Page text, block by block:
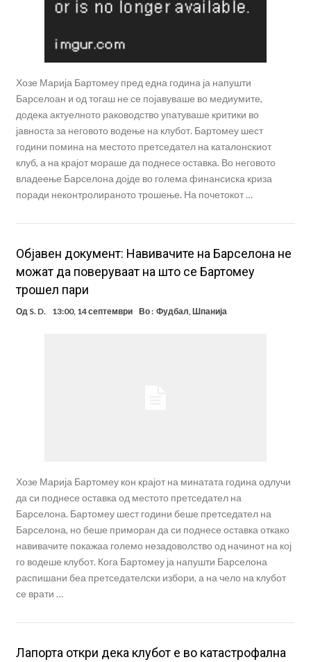
Хозе Марија Бартомеу пред една година ја напушти
Барселоан и од тогаш не се појавуваше во медиумите,
додека актуелното раководство упатуваше критики во
јавноста за неговото водење на клубот. Бартомеу шест
години помина на местото претседател на каталонскиот
клуб, а на крајот мораше да поднесе оставка. Во неговото
владеење Барселона дојде во голема финансиска криза
поради неконтролираното трошење. На почетокот …
Објавен документ: Навивачите на Барселона не
можат да поверуваат на што се Бартомеу
трошел пари
Од S. D. 13:00, 14 септември Во : Фудбал,Шпанија
Хозе Марија Бартомеу кон крајот на минатата година одлучи
да си поднесе оставка од местото претседател на
Барселона. Бартомеу шест години беше претседател на
Барселона, но беше приморан да си поднесе оставка откако
навивачите покажаа големо незадоволство од начинот на кој
го водеше клубот. Кога Бартомеу ја напушти Барселона
распишани беа претседателски избори, а на чело на клубот
се врати …
Лапорта откри дека клубот е во катастрофална